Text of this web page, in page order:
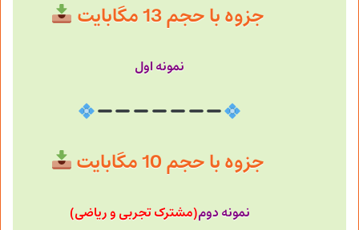
جزوه با حجم 13 مگابایت
نمونه اول
جزوه با حجم 10 مگابایت
نمونه دوم(مشترک تجربی و ریاضی)